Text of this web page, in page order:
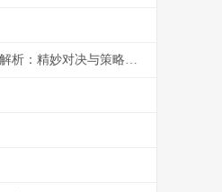
第八届王者荣耀总决赛全面解析：精妙对决与策略运用